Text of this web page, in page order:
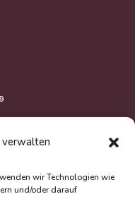
verwalten
wir Technologien wie
und/oder darauf